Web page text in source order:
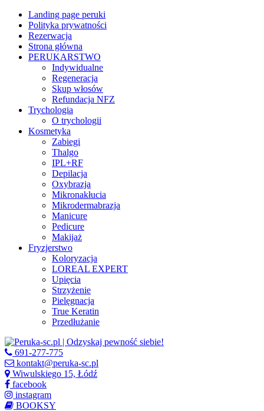
Landing page peruki
Polityka prywatności
Rezerwacja
Strona główna
PERUKARSTWO
Indywidualne
Regeneracja
Skup włosów
Refundacja NFZ
Trychologia
O trychologii
Kosmetyka
Zabiegi
Thalgo
IPL+RF
Depilacja
Oxybrazja
Mikronakłucia
Mikrodermabrazja
Manicure
Pedicure
Makijaż
Fryzjerstwo
Koloryzacja
LOREAL EXPERT
Upięcia
Strzyżenie
Pielęgnacja
True Keratin
Przedłużanie
691-277-775
kontakt@peruka-sc.pl
Wiwulskiego 15, Łódź
facebook
instagram
BOOKSY